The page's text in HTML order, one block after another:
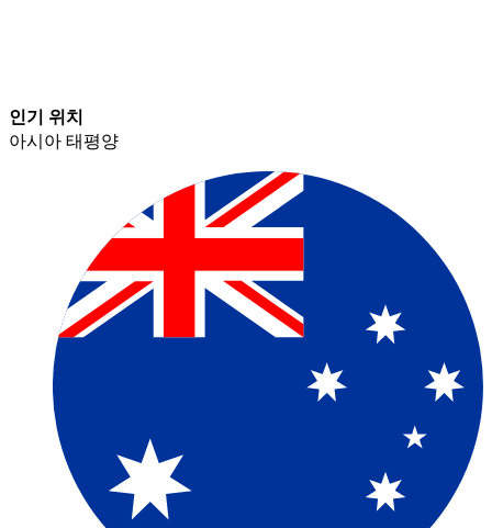
인기 위치​​
아시아 태평양​​